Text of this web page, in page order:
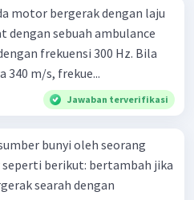
motor bergerak dengan laju
dengan sebuah ambulance
frekuensi 300 Hz. Bila
340 m/s, frekue...
Jawaban terverifikasi
bunyi oleh seorang
bertambah jika
searah dengan